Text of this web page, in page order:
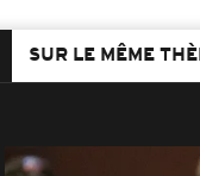
SUR LE MÊME